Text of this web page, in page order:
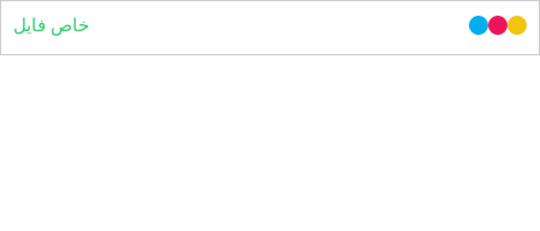
خاص فایل